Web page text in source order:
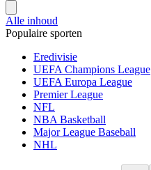
Alle inhoud
Populaire sporten
Eredivisie
UEFA Champions League
UEFA Europa League
Premier League
NFL
NBA Basketball
Major League Baseball
NHL